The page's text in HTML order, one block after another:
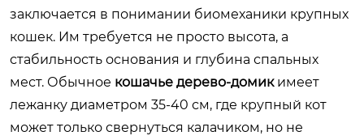
заключается в понимании биомеханики крупных
кошек. Им требуется не просто высота, а
стабильность основания и глубина спальных
мест. Обычное кошачье дерево-домикимеет
лежанку диаметром 35-40 см, где крупный кот
может только свернуться калачиком, но не